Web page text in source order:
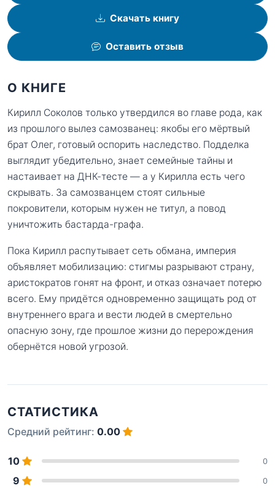
Скачать книгу
Оставить отзыв
О КНИГЕ
Кирилл Соколов только утвердился во главе рода, как
из прошлого вылез самозванец: якобы его мёртвый
брат Олег, готовый оспорить наследство. Подделка
выглядит убедительно, знает семейные тайны и
настаивает на ДНК-тесте — а у Кирилла есть чего
скрывать. За самозванцем стоят сильные
покровители, которым нужен не титул, а повод
уничтожить бастарда-графа.
Пока Кирилл распутывает сеть обмана, империя
объявляет мобилизацию: стигмы разрывают страну,
аристократов гонят на фронт, и отказ означает потерю
всего. Ему придётся одновременно защищать род от
внутреннего врага и вести людей в смертельно
опасную зону, где прошлое жизни до перерождения
обернётся новой угрозой.
СТАТИСТИКА
Средний рейтинг: 0.00
10 0
9 0